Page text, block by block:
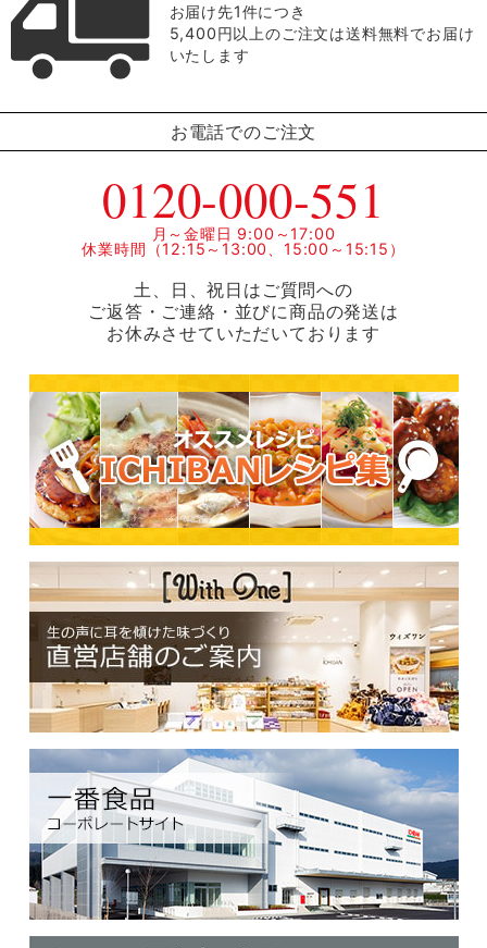
お届け先1件につき
5,400円以上のご注文は送料無料でお届け
いたします
お電話でのご注文
0120-000-551
月～金曜日 9:00～17:00
休業時間（12:15～13:00、15:00～15:15）
土、日、祝日はご質問への
ご返答・ご連絡・並びに商品の発送は
お休みさせていただいております